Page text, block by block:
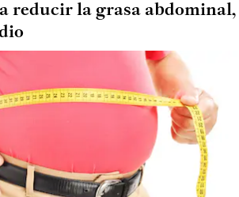
reducir la grasa abdominal,